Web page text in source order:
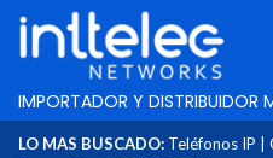
IMPORTADOR Y DISTRIBUIDOR
LO MAS BUSCADO: Teléfonos IP